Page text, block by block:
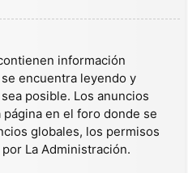
información
encuentra leyendo y
posible. Los anuncios
en el foro donde se
globales, los permisos
La Administración.